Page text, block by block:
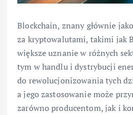
Blockchain, znany głównie
za kryptowalutami, takimi jak
większe uznanie w różnych
tym w handlu i dystrybucji
do rewolucjonizowania tych
a jego zastosowanie może
zarówno producentom, jak i